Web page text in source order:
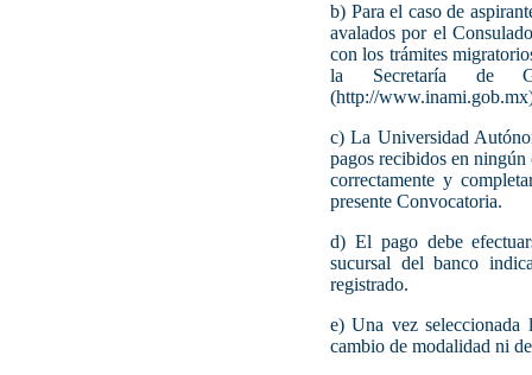
b) Para el caso de
avalados por el
con los trámites
la Secretaría de
(http://
c) La Universidad
pagos recibidos en
correctamente y
presente Convocatoria.
d) El pago debe
sucursal del banco
registrado.
e) Una vez seleccionada
cambio de modalidad ni